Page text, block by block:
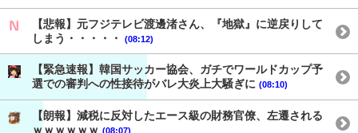
【悲報】元フジテレビ渡邊渚さん、『地獄』に逆戻りして
しまう・・・・・
(08:12)
【緊急速報】韓国サッカー協会、ガチでワールドカップ予
選での審判への性接待がバレ大炎上大騒ぎに (08:10)
【朗報】減税に反対したエース級の財務官僚、左遷される
ｗｗｗｗｗｗ (08:07)